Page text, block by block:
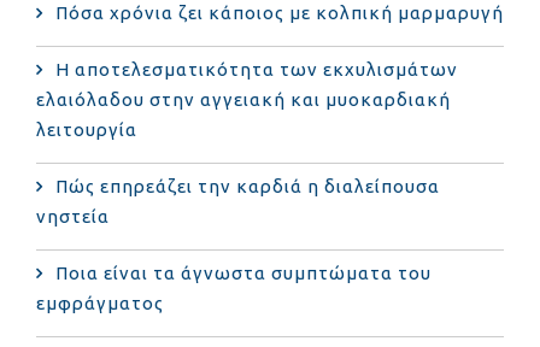
Πόσα χρόνια ζει κάποιος με κολπική μαρμαρυγή
Η αποτελεσματικότητα των εκχυλισμάτων
ελαιόλαδου στην αγγειακή και μυοκαρδιακή
λειτουργία
Πώς επηρεάζει την καρδιά η διαλείπουσα
νηστεία
Ποια είναι τα άγνωστα συμπτώματα του
εμφράγματος